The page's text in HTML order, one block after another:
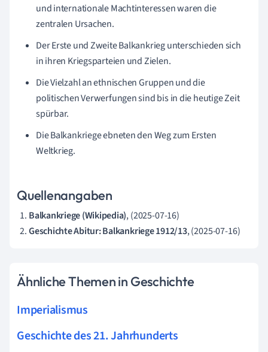
und internationale Machtinteressen waren die
zentralen Ursachen.
Der Erste und Zweite Balkankrieg unterschieden sich
in ihren Kriegsparteien und Zielen.
Die Vielzahl an ethnischen Gruppen und die
politischen Verwerfungen sind bis in die heutige Zeit
spürbar.
Die Balkankriege ebneten den Weg zum Ersten
Weltkrieg.
Quellenangaben
Balkankriege (Wikipedia), (2025-07-16)
Geschichte Abitur: Balkankriege 1912/13, (2025-07-16)
Ähnliche Themen in Geschichte
Imperialismus
Geschichte des 21. Jahrhunderts